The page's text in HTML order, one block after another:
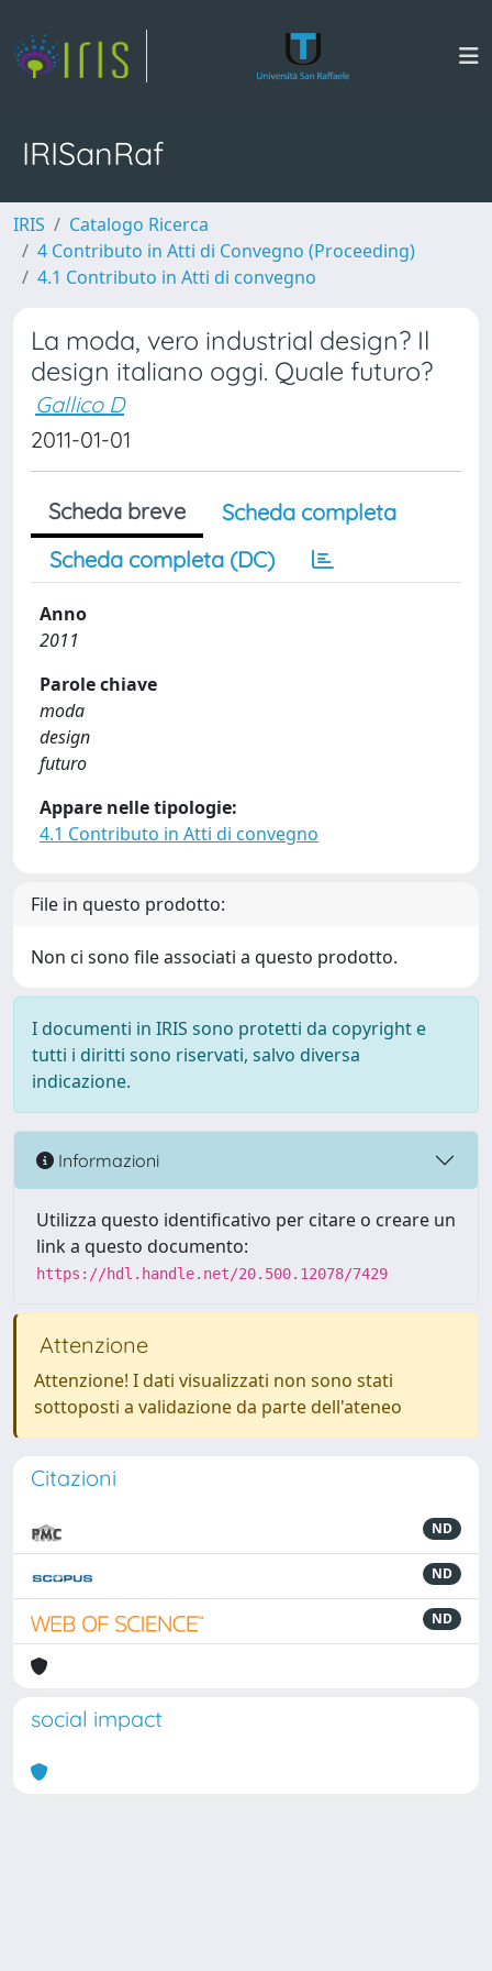
IRISanRaf
IRIS
Catalogo Ricerca
4 Contributo in Atti di Convegno (Proceeding)
4.1 Contributo in Atti di convegno
La moda, vero industrial design? Il
design italiano oggi. Quale futuro?
Gallico D
2011-01-01
Scheda breve
Scheda completa
Scheda completa (DC)
Anno
2011
Parole chiave
moda
design
futuro
Appare nelle tipologie:
4.1 Contributo in Atti di convegno
File in questo prodotto:
Non ci sono file associati a questo prodotto.
I documenti in IRIS sono protetti da copyright e
tutti i diritti sono riservati, salvo diversa
indicazione.
Informazioni
Utilizza questo identificativo per citare o creare un
link a questo documento:
https://hdl.handle.net/20.500.12078/7429
Attenzione
Attenzione! I dati visualizzati non sono stati
sottoposti a validazione da parte dell'ateneo
Citazioni
ND
ND
ND
social impact